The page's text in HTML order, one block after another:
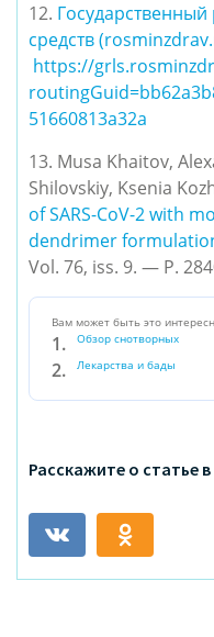
12. Государственный
средств
https://
51660813a32a
13. Musa Khaitov,
Shilovskiy, Ksenia
of SARS-CoV-2 with
dendrimer
Vol. 76, iss. 9. — P.
Вам может быть это
Обзор снотворных
Лекарства и бады
Расскажите о статье